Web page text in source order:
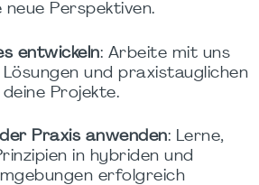
neue Perspektiven.
entwickeln: Arbeite mit uns
und praxistauglichen
Projekte.
Praxis anwenden: Lerne,
in hybriden und
erfolgreich